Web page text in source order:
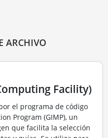
ARCHIVO
Facility)
el programa de código
Program (GIMP), un
que facilita la selección